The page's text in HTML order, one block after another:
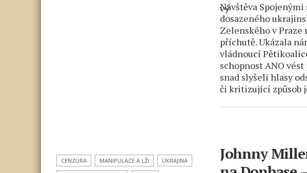
Návštěva
dosazeného
Zelenského v Praze
příchutě. Ukázala
vládnoucí
schopnost ANO
snad slyšeli hlasy
či kritizující způsob
CENZURA MANIPULACE A LŽI UKRAJINA
Johnny